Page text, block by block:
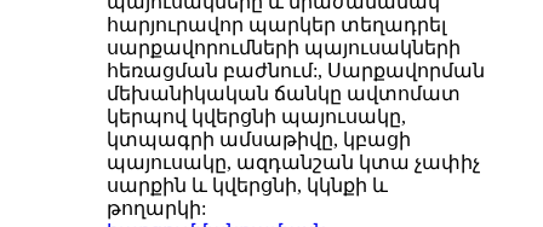
հարյուրավոր պարկեր տեղադրել
սարքավորումների պայուսակների
հեռացման բաժնում:, Սարքավորման
մեխանիկական ճանկը ավտոմատ
կերպով կվերցնի պայուսակը,
կտպագրի ամսաթիվը, կբացի
պայուսակը, ազդանշան կտա չափիչ
սարքին և կվերցնի, կկնքի և
թողարկի: